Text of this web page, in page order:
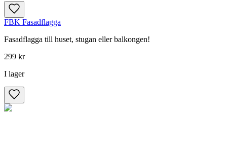
FBK Fasadflagga
Fasadflagga till huset, stugan eller balkongen!
299 kr
I lager